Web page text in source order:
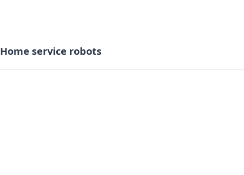
Home service robots